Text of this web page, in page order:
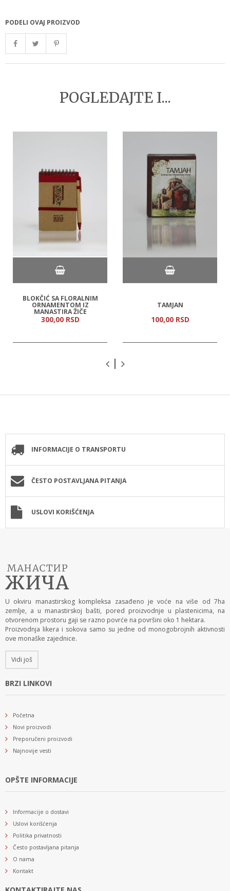
PODELI OVAJ PROIZVOD
POGLEDAJTE I...
BLOKČIĆ SA FLORALNIM
ORNAMENTOM IZ
MANASTIRA ŽIČE
300,00 RSD
ТAMJAN
100,00 RSD
INFORMACIJE O TRANSPORTU
ČESTO POSTAVLJANA PITANJA
USLOVI KORIŠĆENJA
U okviru manastirskog kompleksa zasađeno je voće na više od 7ha
zemlje, a u manastirskoj bašti, pored proizvodnje u plastenicima, na
otvorenom prostoru gaji se razno povrće na površini oko 1 hektara.
Proizvodnja likera i sokova samo su jedne od monogobrojnih aktivnosti
ove monaške zajednice.
Vidi još
BRZI LINKOVI
Početna
Novi proizvodi
Preporučeni proizvodi
Najnovije vesti
OPŠTE INFORMACIJE
Informacije o dostavi
Uslovi korišćenja
Politika privatnosti
Često postavljana pitanja
O nama
Kontakt